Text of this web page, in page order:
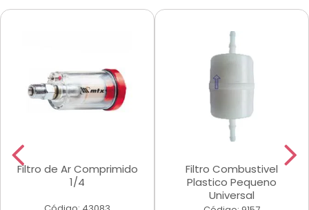
Filtro de Ar Comprimido
1/4
Filtro Combustivel
Plastico Pequeno
Universal